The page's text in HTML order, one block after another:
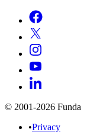
© 2001-2026 Funda
•Privacy